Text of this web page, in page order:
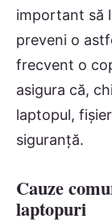
important să
preveni o
frecvent o
asigura că,
laptopul,
siguranță.
Cauze
laptopuri